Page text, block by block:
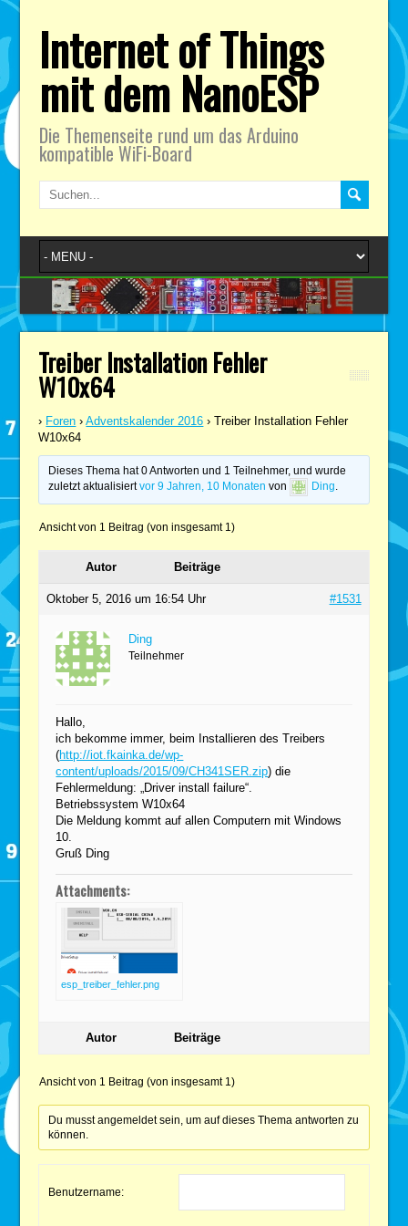
Internet of Things
mit dem NanoESP
Die Themenseite rund um das Arduino
kompatible WiFi-Board
Treiber Installation Fehler
W10x64
› Foren › Adventskalender 2016 › Treiber Installation Fehler
W10x64
Dieses Thema hat 0 Antworten und 1 Teilnehmer, und wurde
zuletzt aktualisiertvor 9 Jahren, 10 Monaten von Ding.
Ansicht von 1 Beitrag (von insgesamt 1)
Autor Beiträge
Oktober 5, 2016 um 16:54 Uhr #1531
Ding
Teilnehmer
Hallo,
ich bekomme immer, beim Installieren des Treibers
(http://iot.fkainka.de/wp-
content/uploads/2015/09/CH341SER.zip) die
Fehlermeldung: „Driver install failure“.
Betriebssystem W10x64
Die Meldung kommt auf allen Computern mit Windows
10.
Gruß Ding
Attachments:
esp_treiber_fehler.png
Autor Beiträge
Ansicht von 1 Beitrag (von insgesamt 1)
Du musst angemeldet sein, um auf dieses Thema antworten zu
können.
Benutzername: